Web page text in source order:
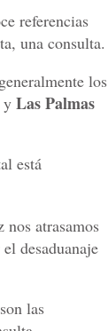
referencias
una consulta.
los
y Las Palmas
está
atrasamos
desaduanaje
las